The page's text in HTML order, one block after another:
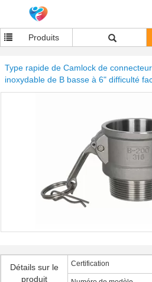
Produits
Type rapide de Camlock de
inoxydable de B basse à 6" difficulté
Détails sur le
produit
Certification